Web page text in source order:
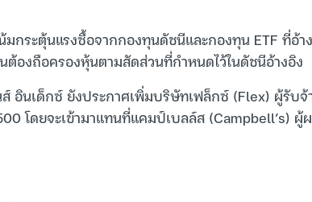
มกระตุ้นแรงซื้อจากกองทุนดัชนีและกองทุน ETF ที่อ้า
ต้องถือครองหุ้นตามสัดส่วนที่กำหนดไว้ในดัชนีอ้างอิง
อินเด็กซ์ ยังประกาศเพิ่มบริษัทเฟล็กซ์ (Flex) ผู้รับ
โดยจะเข้ามาแทนที่แคมป์เบลล์ส (Campbell’s) ผู้